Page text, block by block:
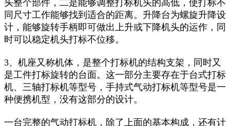
头整个部件，二是能够调整打标机头的高低，使打标不
同尺寸工作能够找到适合的距离。升降台为螺旋升降设
计，能够旋转手柄即可做出上升或下降机头的运作，同
时可以稳定机头打标不位移。
3、机座又称机体，是整个打标机的结构支架，同时又
是工件打标旋转的台面。这一部分主要存在于台式打标
机、三轴打标机等型号，手持式气动打标机等型号是一
种便携机型，没有这部分的设计。
一台完整的气动打标机，除了上面的基本构成，还有计